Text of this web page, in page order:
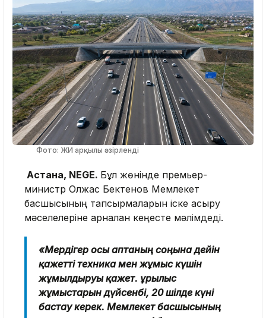
Фото: ЖИ арқылы әзірленді
Астана, NEGE. Бұл жөнінде премьер-
министр Олжас Бектенов Мемлекет
басшысының тапсырмаларын іске асыру
мәселелеріне арналған кеңесте мәлімдеді.
«Мердігер осы аптаның соңына дейін
қажетті техника мен жұмыс күшін
жұмылдыруы қажет. Құрылыс
жұмыстарын дүйсенбі, 20 шілде күні
бастау керек. Мемлекет басшысының